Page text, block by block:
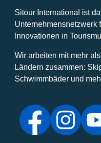
Sitour International ist
Unternehmensnetzwerk
Innovationen in
Wir arbeiten mit mehr
Ländern zusammen:
Schwimmbäder und